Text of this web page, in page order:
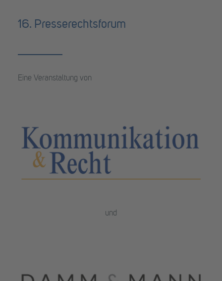
16. Presserechtsforum
Eine Veranstaltung von
und